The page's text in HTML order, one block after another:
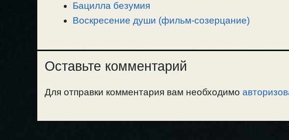
Бацилла безумия
Воскресение души (фильм-созерцание)
Оставьте комментарий
Для отправки комментария вам необходимо